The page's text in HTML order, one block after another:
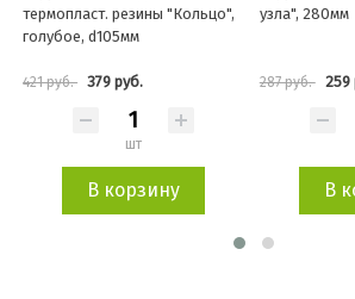
узла", 280мм
287 руб. 259 руб.
шт
В корзину
"Конфетти-
255 руб. 230
В